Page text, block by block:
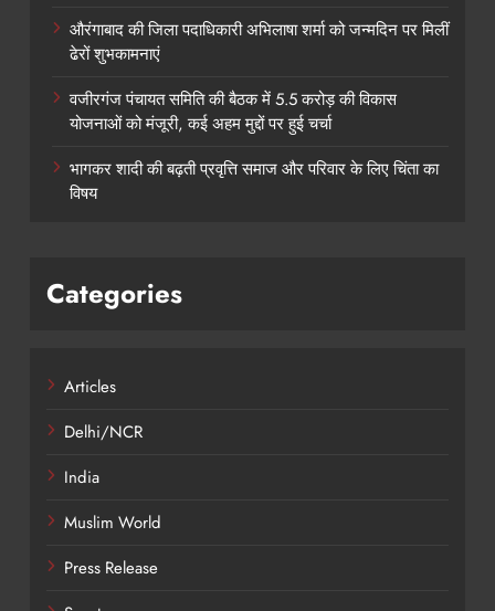
औरंगाबाद की जिला पदाधिकारी अभिलाषा शर्मा को जन्मदिन पर मिलीं
ढेरों शुभकामनाएं
वजीरगंज पंचायत समिति की बैठक में 5.5 करोड़ की विकास
योजनाओं को मंजूरी, कई अहम मुद्दों पर हुई चर्चा
भागकर शादी की बढ़ती प्रवृत्ति समाज और परिवार के लिए चिंता का
विषय
Categories
Articles
Delhi/NCR
India
Muslim World
Press Release